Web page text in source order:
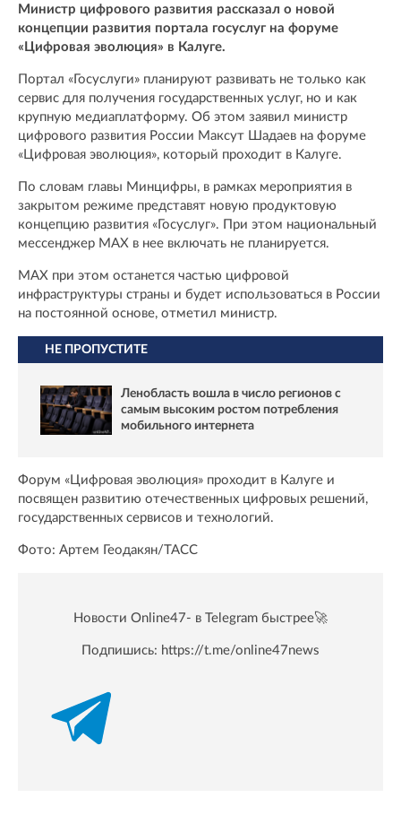
Министр цифрового развития рассказал о новой
концепции развития портала госуслуг на форуме
«Цифровая эволюция» в Калуге.
Портал «Госуслуги» планируют развивать не только как
сервис для получения государственных услуг, но и как
крупную медиаплатформу. Об этом заявил министр
цифрового развития России Максут Шадаев на форуме
«Цифровая эволюция», который проходит в Калуге.
По словам главы Минцифры, в рамках мероприятия в
закрытом режиме представят новую продуктовую
концепцию развития «Госуслуг». При этом национальный
мессенджер MAX в нее включать не планируется.
MAX при этом останется частью цифровой
инфраструктуры страны и будет использоваться в России
на постоянной основе, отметил министр.
НЕ ПРОПУСТИТЕ
Ленобласть вошла в число регионов с
самым высоким ростом потребления
мобильного интернета
Форум «Цифровая эволюция» проходит в Калуге и
посвящен развитию отечественных цифровых решений,
государственных сервисов и технологий.
Фото: Артем Геодакян/ТАСС
Новости Online47- в Telegram быстрее🚀
Подпишись: https://t.me/online47news